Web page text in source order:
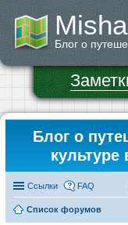
Блог о
Блог о
культуре
Ссылки FAQ
Список форумов